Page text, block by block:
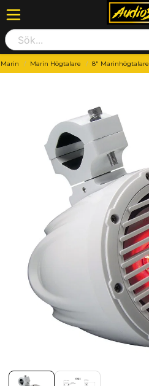
Marin Marin Högtalare 8" Marinhögtalare